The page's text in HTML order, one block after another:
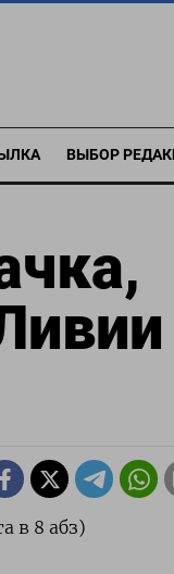
ВЫБОР
в 8 абз)